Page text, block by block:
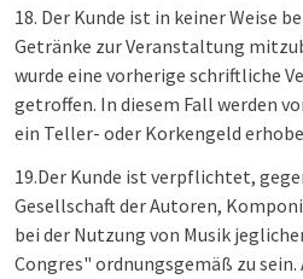
18. Der Kunde ist in keiner Weise
Getränke zur Veranstaltung
wurde eine vorherige schriftliche
getroffen. In diesem Fall werden
ein Teller- oder Korkengeld
19.Der Kunde ist verpflichtet,
Gesellschaft der Autoren,
bei der Nutzung von Musik
Congres" ordnungsgemäß zu